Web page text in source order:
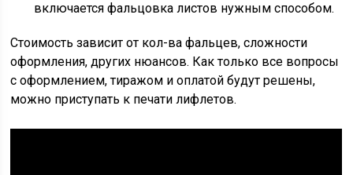
включается фальцовка листов нужным способом.
Стоимость зависит от кол-ва фальцев, сложности
оформления, других нюансов. Как только все вопросы
с оформлением, тиражом и оплатой будут решены,
можно приступать к печати лифлетов.